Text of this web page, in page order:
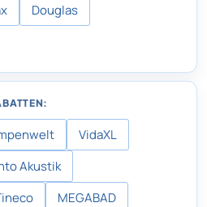
Douglas
VidaXL
Akustik
MEGABAD